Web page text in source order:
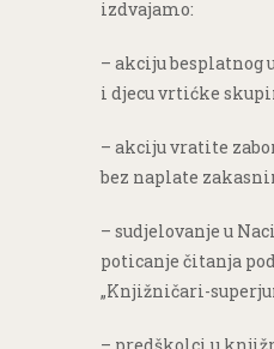
izdvajamo:
– akciju besplatnog
i djecu vrtićke
– akciju vratite
bez naplate
– sudjelovanje u
poticanje čitanja
„Knjižničari-